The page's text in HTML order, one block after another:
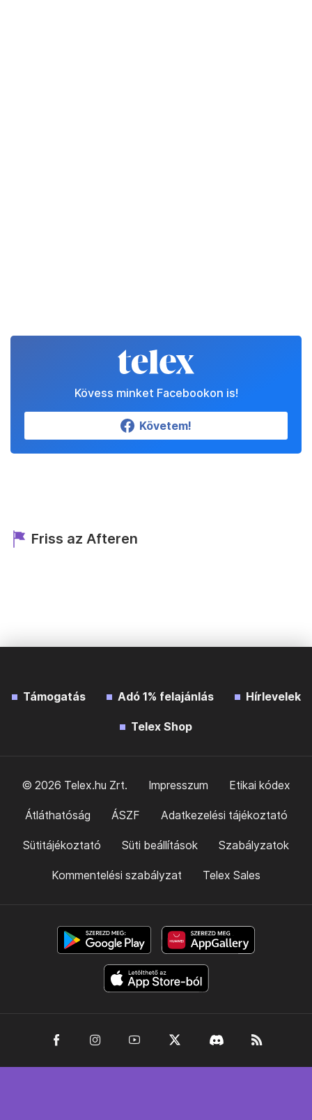
Kövess minket Facebookon is!
Követem!
Friss az Afteren
Támogatás Adó 1% felajánlás Hírlevelek
Telex Shop
© 2026 Telex.hu Zrt. Impresszum Etikai kódex
Átláthatóság ÁSZF Adatkezelési tájékoztató
Sütitájékoztató Süti beállítások Szabályzatok
Kommentelési szabályzat Telex Sales